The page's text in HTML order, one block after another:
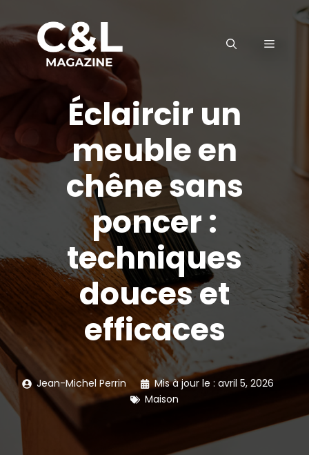
au
contenu
MENU
Éclaircir un
meuble en
chêne sans
poncer :
techniques
douces et
efficaces
Jean-Michel Perrin Mis à jour le : avril 5, 2026
Maison